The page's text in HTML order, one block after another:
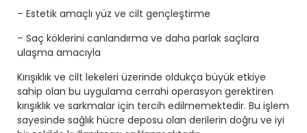
– Estetik amaçlı yüz ve cilt gençleştirme
– Saç köklerini canlandırma ve daha parlak saçlara
ulaşma amacıyla
Kırışıklık ve cilt lekeleri üzerinde oldukça büyük etkiye
sahip olan bu uygulama cerrahi operasyon gerektiren
kırışıklık ve sarkmalar için tercih edilmemektedir. Bu işlem
sayesinde sağlık hücre deposu olan derilerin doğru ve iyi